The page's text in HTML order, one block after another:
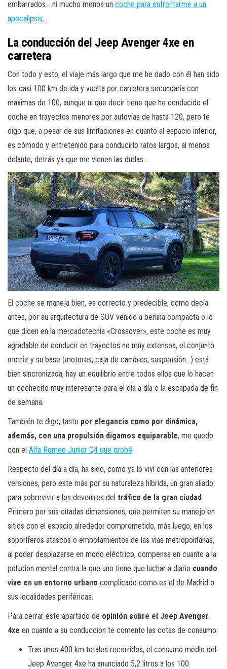
embarrados… ni mucho menos un coche para enfrentarme a un
apocalipsis…
La conducción del Jeep Avenger 4xe en
carretera
Con todo y esto, el viaje más largo que me he dado con él han sido
los casi 100 km de ida y vuelta por carretera secundaria con
máximas de 100, aunque ni que decir tiene que he conducido el
coche en trayectos menores por autovías de hasta 120, pero te
digo que, a pesar de sus limitaciones en cuanto al espacio interior,
es cómodo y entretenido para conducirlo ratos largos, al menos
delante, detrás ya que me vienen las dudas…
El coche se maneja bien, es correcto y predecible, como decía
antes, por su arquitectura de SUV venido a berlina compacta o lo
que dicen en la mercadotecnia «Crossover», este coche es muy
agradable de conducir en trayectos no muy extensos, el conjunto
motriz y su base (motores, caja de cambios, suspensión…) está
bien sincronizada, hay un equilibrio entre todos ellos que lo hacen
un cochecito muy interesante para el día a día o la escapada de fin
de semana.
También te digo, tanto por elegancia como por dinámica,
además, con una propulsión digamos equiparable, me quedo
con el Alfa Romeo Junior Q4 que probé.
Respecto del día a día, ha sido, como ya lo viví con las anteriores
versiones, pero este más por su naturaleza híbrida, un gran aliado
para sobrevivir a los devenires del tráfico de la gran ciudad.
Primero por sus citadas dimensiones, que permiten su manejo en
sitios con el espacio alrededor comprometido, más luego, en los
soporíferos atascos o embotamientos de las vías metropolitanas,
al poder desplazarse en modo eléctrico, compensa en cuanto a la
polucion mental contra la que uno tiene que luchar a diario cuando
vive en un entorno urbano complicado como es el de Madrid o
sus localidades periféricas.
Para cerrar este apartado de opinión sobre el Jeep Avenger
4xe en cuanto a su conduccion te comento las cotas de consumo:
Tras unos 400 km totales recorridos, el consumo medio del
Jeep Avenger 4xe ha anunciado 5,2 litros a los 100.